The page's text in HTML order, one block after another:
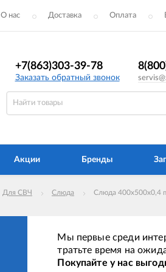
О нас Доставка Оплата
+7(863)303-39-78
Заказать обратный звонок
Акции Бренды
Для СВЧ Слюда Слюда 400x500x0,4
Мы первые среди
тратьте время на
Покупайте у нас